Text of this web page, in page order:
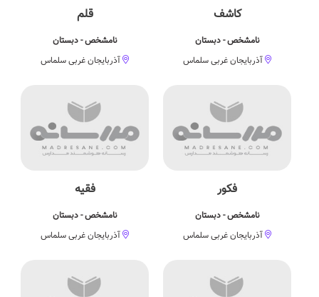
کاشف
نامشخص - دبستان
آذربایجان غربی سلماس
قلم
نامشخص - دبستان
آذربایجان غربی سلماس
فکور
نامشخص - دبستان
آذربایجان غربی سلماس
فقیه
نامشخص - دبستان
آذربایجان غربی سلماس